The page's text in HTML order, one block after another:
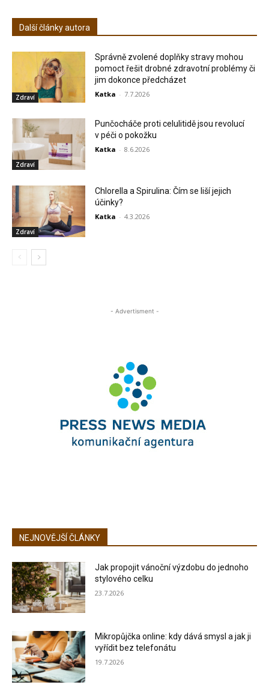
Další články autora
Zdraví
Správně zvolené doplňky stravy mohou
pomoct řešit drobné zdravotní problémy či
jim dokonce předcházet
Katka - 7.7.2026
Zdraví
Punčocháče proti celulitidě jsou revolucí
v péči o pokožku
Katka - 8.6.2026
Zdraví
Chlorella a Spirulina: Čím se liší jejich
účinky?
Katka - 4.3.2026
- Advertisment -
NEJNOVĚJŠÍ ČLÁNKY
Jak propojit vánoční výzdobu do jednoho
stylového celku
23.7.2026
Mikropůjčka online: kdy dává smysl a jak ji
vyřídit bez telefonátu
19.7.2026